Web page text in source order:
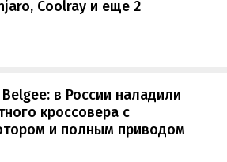
Coolray и еще 2
в России наладили
кроссовера с
и полным приводом